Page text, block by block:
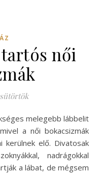
női
a női bokacsizmák
kerülnek elő. Divatosak
nadrágokkal
a lábat, de mégsem